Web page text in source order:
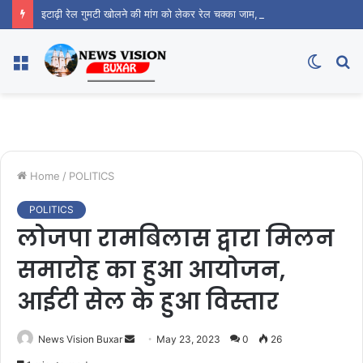
Menu
Switch
Home / POLITICS
POLITICS
लोजपा रामबिलास द्वारा मिलन
समारोह का हुआ आयोजन,
आईटी सेल के हुआ विस्तार
News Vision Buxar May 23, 2023 0 26